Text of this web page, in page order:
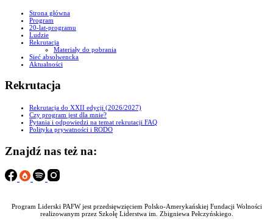
Strona główna
Program
20-lat-programu
Ludzie
Rekrutacja
Materiały do pobrania
Sieć absolwencka
Aktualności
Rekrutacja
Rekrutacja do XXII edycji (2026/2027)
Czy program jest dla mnie?
Pytania i odpowiedzi na temat rekrutacji FAQ
Polityka prywatności i RODO
Znajdź nas też na:
Program Liderski PAFW jest przedsięwzięciem Polsko-Amerykańskiej Fundacji Wolności
realizowanym przez Szkołę Liderstwa im. Zbigniewa Pełczyńskiego.